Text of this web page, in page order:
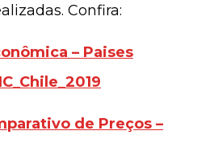
Confira:
– Paises
de Preços –